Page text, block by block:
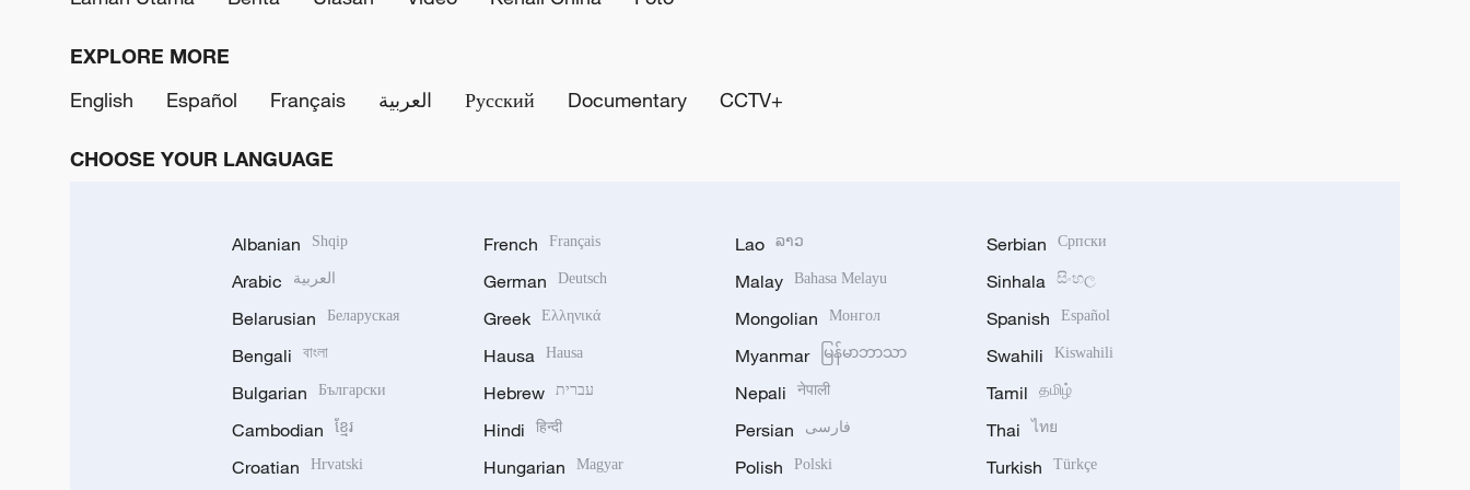
EXPLORE MORE
English
Español Français العربية Русский Documentary CCTV+
CHOOSE YOUR LANGUAGE
Albanian Shqip
Arabic العربية
Belarusian Беларуская
Bengali বাংলা
Bulgarian Български
Cambodian ខ្មែរ
Croatian Hrvatski
French Français
German Deutsch
Greek Ελληνικά
Hausa Hausa
Hebrew עברית
Hindi हिन्दी
Hungarian Magyar
Lao ລາວ
Malay Bahasa Melayu
Mongolian Монгол
Myanmar မြန်မာဘာသာ
Nepali नेपाली
Persian فارسی
Polish Polski
Serbian Српски
Sinhala සිංහල
Spanish Español
Swahili Kiswahili
Tamil தமிழ்
Thai ไทย
Turkish Türkçe